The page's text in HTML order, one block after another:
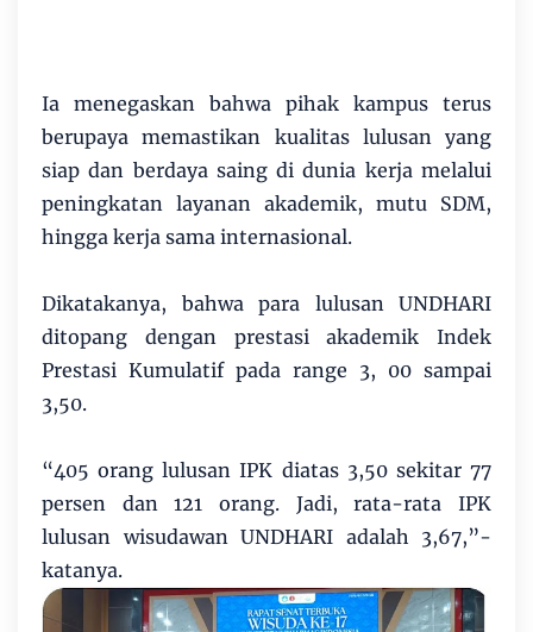
Ia menegaskan bahwa pihak kampus terus
berupaya memastikan kualitas lulusan yang
siap dan berdaya saing di dunia kerja melalui
peningkatan layanan akademik, mutu SDM,
hingga kerja sama internasional.
Dikatakanya, bahwa para lulusan UNDHARI
ditopang dengan prestasi akademik Indek
Prestasi Kumulatif pada range 3, 00 sampai
3,50.
“405 orang lulusan IPK diatas 3,50 sekitar 77
persen dan 121 orang. Jadi, rata-rata IPK
lulusan wisu­da­wan UNDHARI adalah 3,67,­”­
katanya.